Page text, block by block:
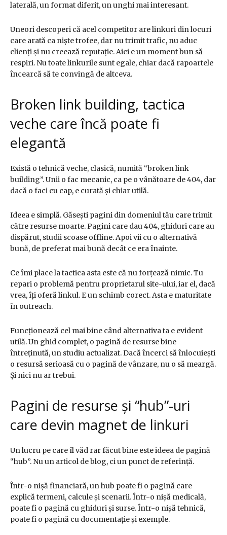
laterală, un format diferit, un unghi mai interesant.
Uneori descoperi că acel competitor are linkuri din locuri
care arată ca niște trofee, dar nu trimit trafic, nu aduc
clienți și nu creează reputație. Aici e un moment bun să
respiri. Nu toate linkurile sunt egale, chiar dacă rapoartele
încearcă să te convingă de altceva.
Broken link building, tactica
veche care încă poate fi
elegantă
Există o tehnică veche, clasică, numită “broken link
building”. Unii o fac mecanic, ca pe o vânătoare de 404, dar
dacă o faci cu cap, e curată și chiar utilă.
Ideea e simplă. Găsești pagini din domeniul tău care trimit
către resurse moarte. Pagini care dau 404, ghiduri care au
dispărut, studii scoase offline. Apoi vii cu o alternativă
bună, de preferat mai bună decât ce era înainte.
Ce îmi place la tactica asta este că nu forțează nimic. Tu
repari o problemă pentru proprietarul site-ului, iar el, dacă
vrea, îți oferă linkul. E un schimb corect. Asta e maturitate
în outreach.
Funcționează cel mai bine când alternativa ta e evident
utilă. Un ghid complet, o pagină de resurse bine
întreținută, un studiu actualizat. Dacă încerci să înlocuiești
o resursă serioasă cu o pagină de vânzare, nu o să meargă.
Și nici nu ar trebui.
Pagini de resurse și “hub”-uri
care devin magnet de linkuri
Un lucru pe care îl văd rar făcut bine este ideea de pagină
“hub”. Nu un articol de blog, ci un punct de referință.
Într-o nișă financiară, un hub poate fi o pagină care
explică termeni, calcule și scenarii. Într-o nișă medicală,
poate fi o pagină cu ghiduri și surse. Într-o nișă tehnică,
poate fi o pagină cu documentație și exemple.